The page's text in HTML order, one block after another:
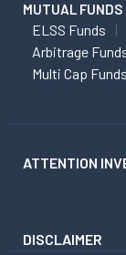
MUTUAL FUNDS
ELSS Funds
Arbitrage
Multi Cap Funds
ATTENTION
DISCLAIMER